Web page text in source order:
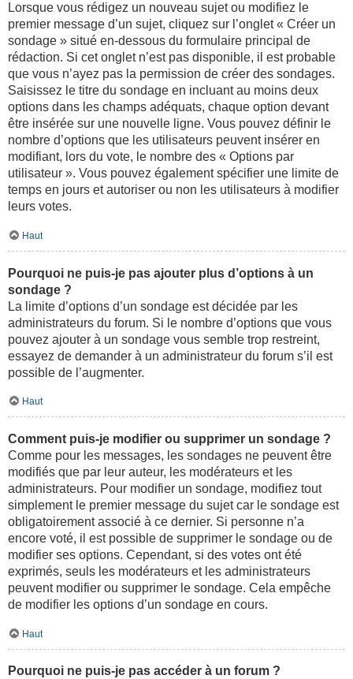
Lorsque vous rédigez un nouveau sujet ou modifiez le
premier message d’un sujet, cliquez sur l’onglet « Créer un
sondage » situé en-dessous du formulaire principal de
rédaction. Si cet onglet n’est pas disponible, il est probable
que vous n’ayez pas la permission de créer des sondages.
Saisissez le titre du sondage en incluant au moins deux
options dans les champs adéquats, chaque option devant
être insérée sur une nouvelle ligne. Vous pouvez définir le
nombre d’options que les utilisateurs peuvent insérer en
modifiant, lors du vote, le nombre des « Options par
utilisateur ». Vous pouvez également spécifier une limite de
temps en jours et autoriser ou non les utilisateurs à modifier
leurs votes.
Haut
Pourquoi ne puis-je pas ajouter plus d’options à un
sondage ?
La limite d’options d’un sondage est décidée par les
administrateurs du forum. Si le nombre d’options que vous
pouvez ajouter à un sondage vous semble trop restreint,
essayez de demander à un administrateur du forum s’il est
possible de l’augmenter.
Haut
Comment puis-je modifier ou supprimer un sondage ?
Comme pour les messages, les sondages ne peuvent être
modifiés que par leur auteur, les modérateurs et les
administrateurs. Pour modifier un sondage, modifiez tout
simplement le premier message du sujet car le sondage est
obligatoirement associé à ce dernier. Si personne n’a
encore voté, il est possible de supprimer le sondage ou de
modifier ses options. Cependant, si des votes ont été
exprimés, seuls les modérateurs et les administrateurs
peuvent modifier ou supprimer le sondage. Cela empêche
de modifier les options d’un sondage en cours.
Haut
Pourquoi ne puis-je pas accéder à un forum ?